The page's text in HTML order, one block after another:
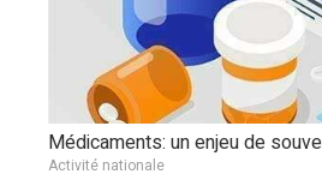
Médicaments: un enjeu de
Activité nationale